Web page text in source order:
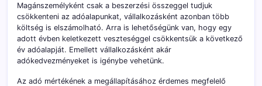
Magánszemélyként csak a beszerzési összeggel tudjuk
csökkenteni az adóalapunkat, vállalkozásként azonban több
költség is elszámolható. Arra is lehetőségünk van, hogy egy
adott évben keletkezett veszteséggel csökkentsük a következő
év adóalapját. Emellett vállalkozásként akár
adókedvezményeket is igénybe vehetünk.
Az adó mértékének a megállapításához érdemes megfelelő